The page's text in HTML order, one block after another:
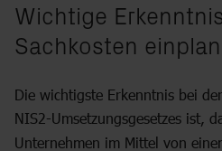
Wichtige
Sachkosten
Die wichtigste Erkenntnis bei
NIS2-Umsetzungsgesetzes ist,
Unternehmen im Mittel von